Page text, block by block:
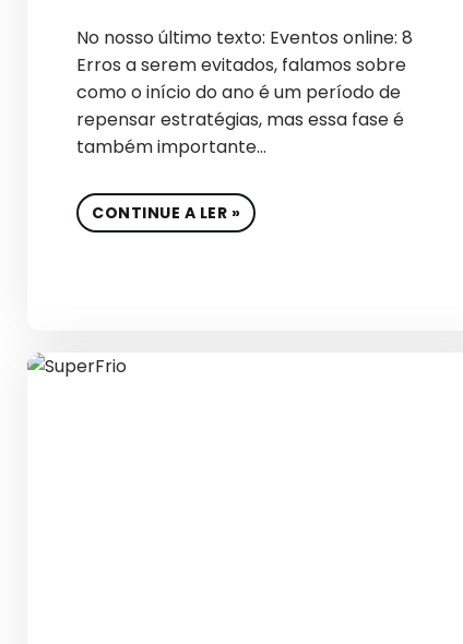
No nosso último texto: Eventos online: 8
Erros a serem evitados, falamos sobre
como o início do ano é um período de
repensar estratégias, mas essa fase é
também importante…
CONTINUE A LER »